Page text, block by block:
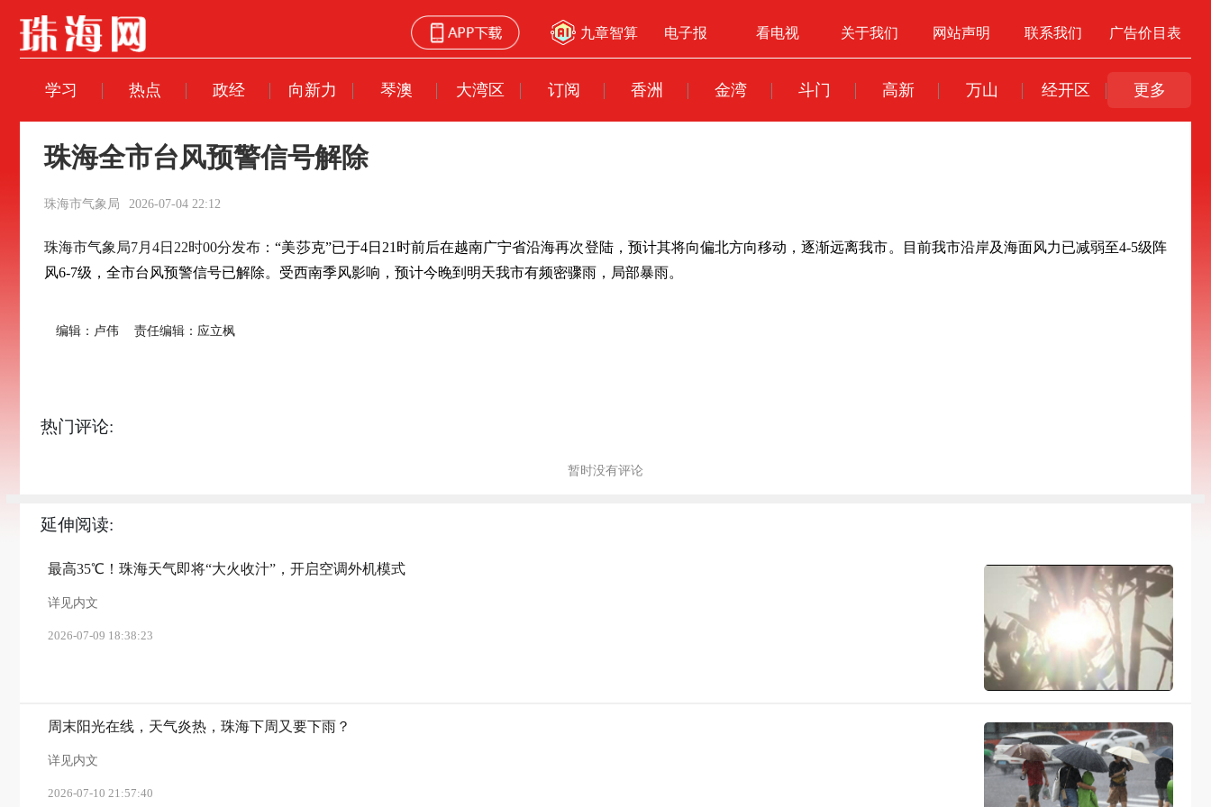
九章智算 电子报 看电视 关于我们 网站声明 联系我们 广告价目表
学习 热点 政经 向新力 琴澳 大湾区 订阅 香洲 金湾 斗门 高新 万山 经开区 更多
珠海全市台风预警信号解除
珠海市气象局 2026-07-04 22:12
珠海市气象局7月4日22时00分发布：“美莎克”已于4日21时前后在越南广宁省沿海再次登陆，预计其将向偏北方向移动，逐渐远离我市。目前我市沿岸及海面风力已减弱至4-5级阵
风6-7级，全市台风预警信号已解除。受西南季风影响，预计今晚到明天我市有频密骤雨，局部暴雨。
编辑：卢伟 责任编辑：应立枫
热门评论:
暂时没有评论
延伸阅读:
最高35℃！珠海天气即将“大火收汁”，开启空调外机模式
详见内文
2026-07-09 18:38:23
周末阳光在线，天气炎热，珠海下周又要下雨？
详见内文
2026-07-10 21:57:40